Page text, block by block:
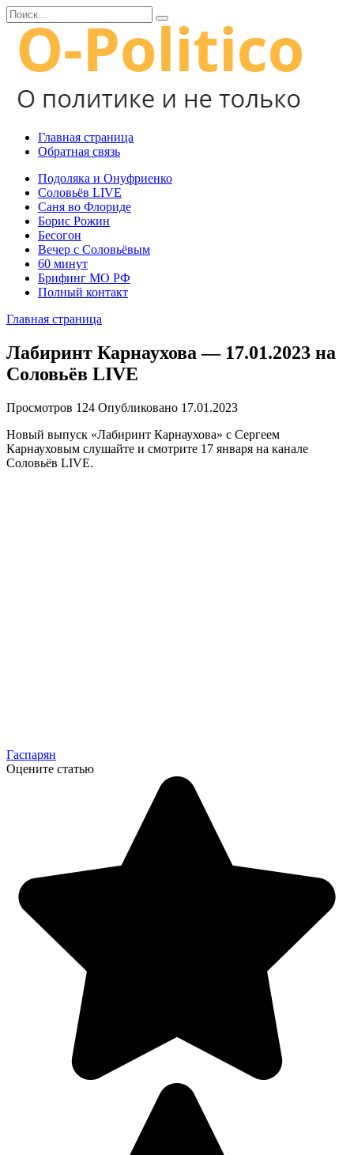
Перейти
к
содержанию
Search
for:
Главная страница
Обратная связь
Подоляка и Онуфриенко
Соловьёв LIVE
Саня во Флориде
Борис Рожин
Бесогон
Вечер с Соловьёвым
60 минут
Брифинг МО РФ
Полный контакт
Главная страница
Лабиринт Карнаухова — 17.01.2023 на
Соловьёв LIVE
Просмотров 124 Опубликовано 17.01.2023
Новый выпуск «Лабиринт Карнаухова» с Сергеем
Карнауховым слушайте и смотрите 17 января на канале
Соловьёв LIVE.
Гаспарян
Оцените статью